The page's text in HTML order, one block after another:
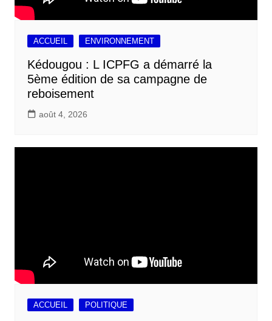
ACCUEIL ENVIRONNEMENT
Kédougou : L ICPFG a démarré la
5ème édition de sa campagne de
reboisement
août 4, 2026
ACCUEIL POLITIQUE